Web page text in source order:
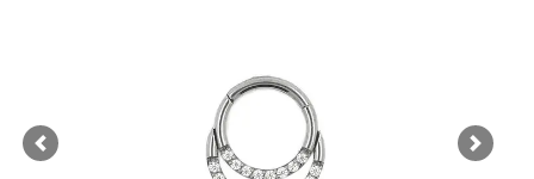
Previous Next